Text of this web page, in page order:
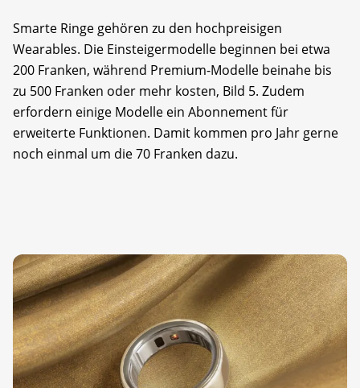
Smarte Ringe gehören zu den hochpreisigen
Wearables. Die Einsteigermodelle beginnen bei etwa
200 Franken, während Premium-Modelle beinahe bis
zu 500 Franken oder mehr kosten, Bild 5. Zudem
erfordern einige Modelle ein Abonnement für
erweiterte Funktionen. Damit kommen pro Jahr gerne
noch einmal um die 70 Franken dazu.